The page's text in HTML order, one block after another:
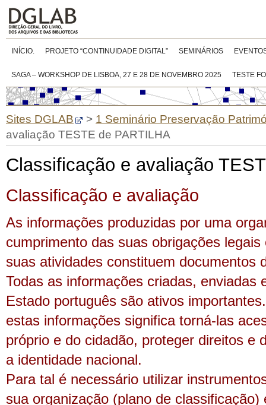
INÍCIO. PROJETO “CONTINUIDADE DIGITAL” SEMINÁRIOS
SAGA – WORKSHOP DE LISBOA, 27 E 28 DE NOVEMBRO 2025 TESTE
Sites DGLAB > 1 Seminário Preservação
avaliação TESTE de PARTILHA
Classificação e avaliação
Classificação e avaliação
As informações produzidas por uma
cumprimento das suas obrigações
suas atividades constituem documentos
Todas as informações criadas, enviadas
Estado português são ativos
estas informações significa torná-las
próprio e do cidadão, proteger direitos e
a identidade nacional.
Para tal é necessário utilizar
sua organização (plano de classificação)